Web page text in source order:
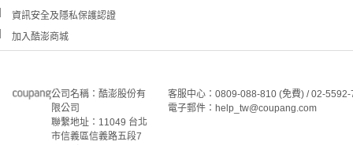
資訊安全及隱私保護認證
加入酷澎商城
公司名稱：酷澎股份有
限公司
聯繫地址：11049 台北
市信義區信義路五段7
客服中心：0809-088-810 (免費) / 02-
電子郵件：help_tw@coupang.com